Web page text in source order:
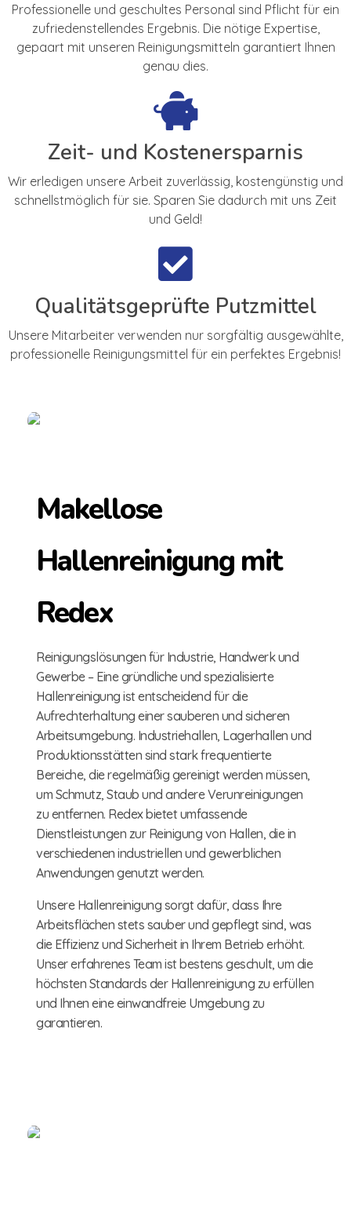
Professionelle und geschultes Personal sind Pflicht für ein
zufriedenstellendes Ergebnis. Die nötige Expertise,
gepaart mit unseren Reinigungsmitteln garantiert Ihnen
genau dies.
Zeit- und Kostenersparnis
Wir erledigen unsere Arbeit zuverlässig, kostengünstig und
schnellstmöglich für sie. Sparen Sie dadurch mit uns Zeit
und Geld!
Qualitätsgeprüfte Putzmittel
Unsere Mitarbeiter verwenden nur sorgfältig ausgewählte,
professionelle Reinigungsmittel für ein perfektes Ergebnis!
Makellose
Hallenreinigung mit
Redex
Reinigungslösungen für Industrie, Handwerk und
Gewerbe – Eine gründliche und spezialisierte
Hallenreinigung ist entscheidend für die
Aufrechterhaltung einer sauberen und sicheren
Arbeitsumgebung. Industriehallen, Lagerhallen und
Produktionsstätten sind stark frequentierte
Bereiche, die regelmäßig gereinigt werden müssen,
um Schmutz, Staub und andere Verunreinigungen
zu entfernen. Redex bietet umfassende
Dienstleistungen zur Reinigung von Hallen, die in
verschiedenen industriellen und gewerblichen
Anwendungen genutzt werden.
Unsere Hallenreinigung sorgt dafür, dass Ihre
Arbeitsflächen stets sauber und gepflegt sind, was
die Effizienz und Sicherheit in Ihrem Betrieb erhöht.
Unser erfahrenes Team ist bestens geschult, um die
höchsten Standards der Hallenreinigung zu erfüllen
und Ihnen eine einwandfreie Umgebung zu
garantieren.